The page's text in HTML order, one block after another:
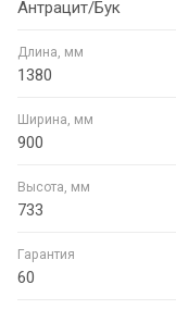
Антрацит/Бук
Длина, мм
1380
Ширина, мм
900
Высота, мм
733
Гарантия
60